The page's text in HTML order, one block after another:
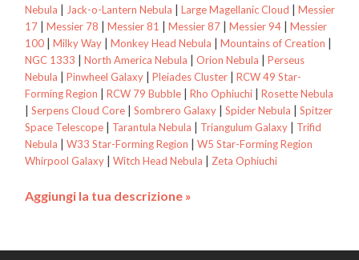
Nebula | Jack-o-Lantern Nebula | Large Magellanic Cloud | Messier
17 | Messier 78 | Messier 81 | Messier 87 | Messier 94 | Messier
100 | Milky Way | Monkey Head Nebula | Mountains of Creation |
NGC 1333 | North America Nebula | Orion Nebula | Perseus
Nebula | Pinwheel Galaxy | Pleiades Cluster | RCW 49 Star-
Forming Region | RCW 79 Bubble | Rho Ophiuchi | Rosette Nebula
| Serpens Cloud Core | Sombrero Galaxy | Spider Nebula | Spitzer
Space Telescope | Tarantula Nebula | Triangulum Galaxy | Trifid
Nebula | W33 Star-Forming Region | W5 Star-Forming Region
Whirpool Galaxy | Witch Head Nebula | Zeta Ophiuchi
Aggiungi la tua descrizione »